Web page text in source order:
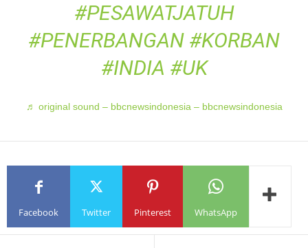
#PESAWATJATUH
#PENERBANGAN #KORBAN
#INDIA #UK
♬ original sound – bbcnewsindonesia – bbcnewsindonesia
Facebook Twitter Pinterest WhatsApp